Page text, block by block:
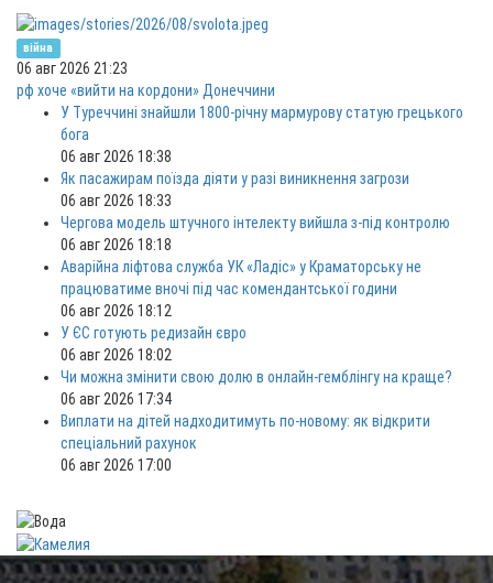
війна
06 авг 2026 21:23
рф хоче «вийти на кордони» Донеччини
У Туреччині знайшли 1800-річну мармурову статую грецького
бога
06 авг 2026 18:38
Як пасажирам поїзда діяти у разі виникнення загрози
06 авг 2026 18:33
Чергова модель штучного інтелекту вийшла з-під контролю
06 авг 2026 18:18
Аварійна ліфтова служба УК «Ладіс» у Краматорську не
працюватиме вночі під час комендантської години
06 авг 2026 18:12
У ЄС готують редизайн євро
06 авг 2026 18:02
Чи можна змінити свою долю в онлайн-гемблінгу на краще?
06 авг 2026 17:34
Виплати на дітей надходитимуть по-новому: як відкрити
спеціальний рахунок
06 авг 2026 17:00